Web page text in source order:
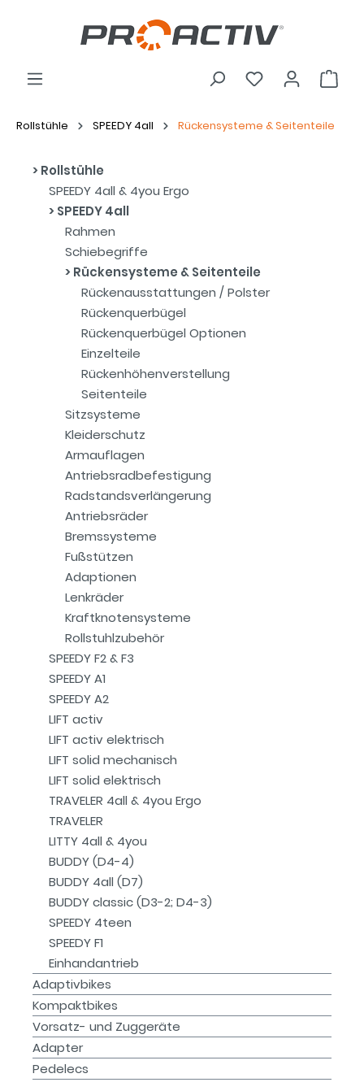
Rollstühle SPEEDY 4all Rückensysteme & Seitenteile
Rollstühle
SPEEDY 4all & 4you Ergo
SPEEDY 4all
Rahmen
Schiebegriffe
Rückensysteme & Seitenteile
Rückenausstattungen / Polster
Rückenquerbügel
Rückenquerbügel Optionen
Einzelteile
Rückenhöhenverstellung
Seitenteile
Sitzsysteme
Kleiderschutz
Armauflagen
Antriebsradbefestigung
Radstandsverlängerung
Antriebsräder
Bremssysteme
Fußstützen
Adaptionen
Lenkräder
Kraftknotensysteme
Rollstuhlzubehör
SPEEDY F2 & F3
SPEEDY A1
SPEEDY A2
LIFT activ
LIFT activ elektrisch
LIFT solid mechanisch
LIFT solid elektrisch
TRAVELER 4all & 4you Ergo
TRAVELER
LITTY 4all & 4you
BUDDY (D4-4)
BUDDY 4all (D7)
BUDDY classic (D3-2; D4-3)
SPEEDY 4teen
SPEEDY F1
Einhandantrieb
Adaptivbikes
Kompaktbikes
Vorsatz- und Zuggeräte
Adapter
Pedelecs